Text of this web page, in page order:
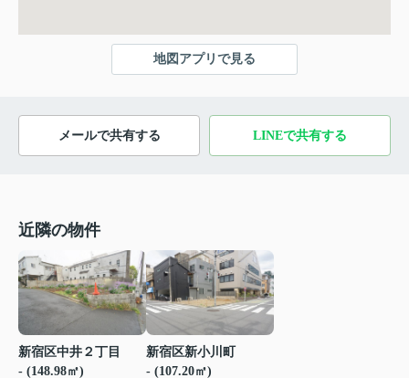
地図アプリで見る
メールで共有する LINEで共有する
近隣の物件
新宿区中井２丁目
- (148.98㎡)
新宿区新小川町
- (107.20㎡)